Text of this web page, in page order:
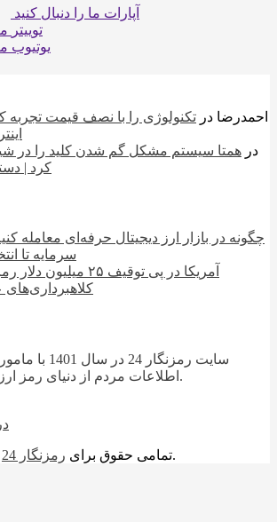
آپارات ما را دنبال کنید
توییتر
یوتیوب
احمدرضا در تکنولوژی را با نصف قیمت تجربه
در همتا سیستم مشکل گم شدن کلید را در
کرد |
چگونه در بازار ارز دیجیتال حرفه‌ای معامله
سرمایه تا
آمریکا در پی توقیف ۲۵
سایت رمزنگار
اطلاعات مردم از دنیای رمز ارز ها راه اندازی گردید.
© تمامی حقوق برای رمزنگار 24 محفوظ می باشد.